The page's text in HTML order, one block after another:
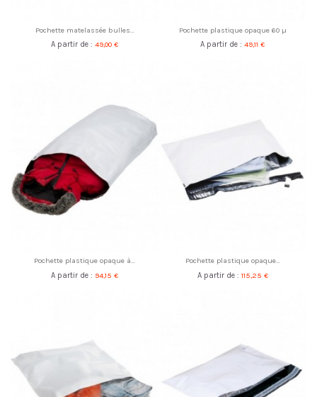
Pochette matelassée bulles...
A partir de : 49,00 €
Pochette plastique opaque 60 µ
A partir de : 49,11 €
Pochette plastique opaque à...
A partir de : 94,15 €
Pochette plastique opaque...
A partir de : 115,25 €